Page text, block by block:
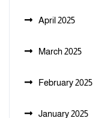
April 2025
March 2025
February 2025
January 2025